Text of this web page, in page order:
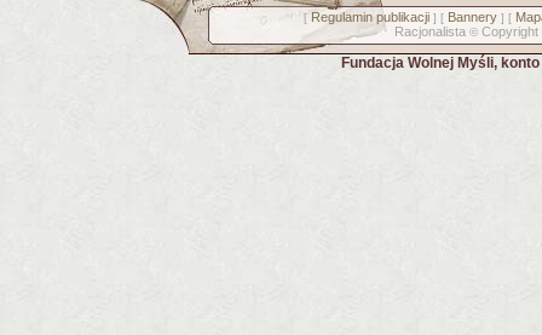
[ Regulamin publikacji] [ Bannery] [
Racjonalista © Copyright
Fundacja Wolnej Myśli,